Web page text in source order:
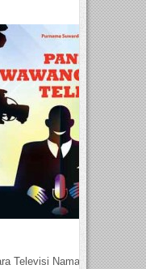
Televisi Nama